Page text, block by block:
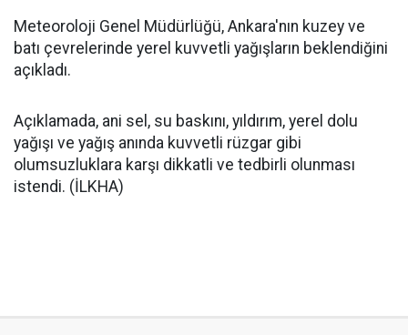
Meteoroloji Genel Müdürlüğü, Ankara'nın kuzey ve
batı çevrelerinde yerel kuvvetli yağışların beklendiğini
açıkladı.
Açıklamada, ani sel, su baskını, yıldırım, yerel dolu
yağışı ve yağış anında kuvvetli rüzgar gibi
olumsuzluklara karşı dikkatli ve tedbirli olunması
istendi. (İLKHA)